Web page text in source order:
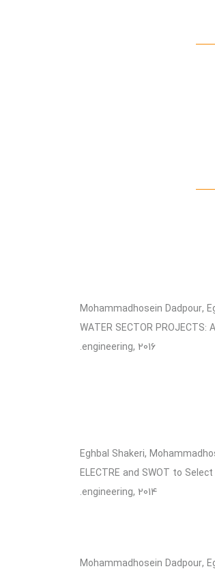
Mohammadhosein Dadpour,
WATER SECTOR PROJECTS:
engineering, 2016.
Eghbal Shakeri,
ELECTRE and SWOT to
engineering, 2014.
Mohammadhosein Dadpour,